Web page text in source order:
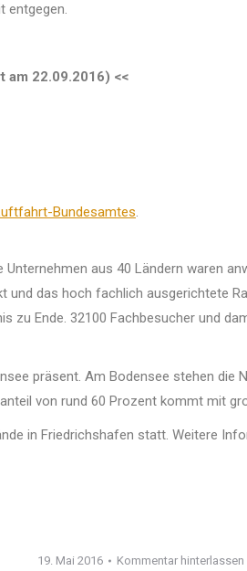
entgegen.
am 22.09.2016) <<
Bundesamtes.
aus 40 Ländern waren
das hoch fachlich ausgerichtete
zu Ende. 32100 Fachbesucher und
präsent. Am Bodensee stehen die
von rund 60 Prozent kommt mit
in Friedrichshafen statt. Weitere
19. Mai 2016 Kommentar hinterlassen